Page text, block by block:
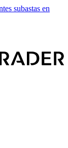
subastas en